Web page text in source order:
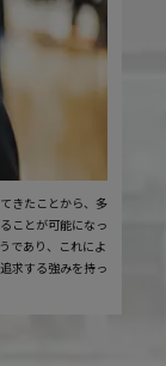
きたことから、多
ことが可能になっ
であり、これによ
求する強みを持っ